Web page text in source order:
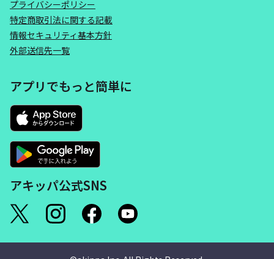
プライバシーポリシー
特定商取引法に関する記載
情報セキュリティ基本方針
外部送信先一覧
アプリでもっと簡単に
アキッパ公式SNS